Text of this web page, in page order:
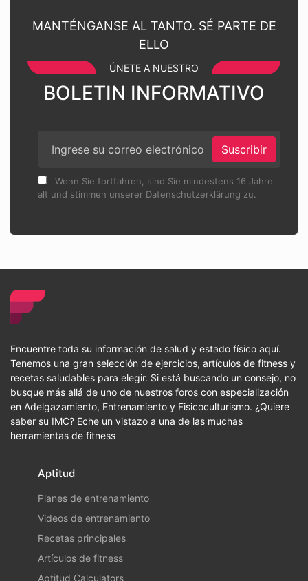
MANTÉNGANSE AL TANTO. SÉ PARTE DE
ELLO
ÚNETE A NUESTRO
BOLETIN INFORMATIVO
Suscribir
Wenn Sie fortfahren, sind Sie mindestens 16 Jahre
alt und stimmen unserer Datenschutzerklärung zu.
Encuentre toda su información de salud y estado físico aquí.
Tenemos una gran selección de ejercicios, artículos de fitness y
recetas saludables para elegir. Si está buscando un consejo, no
busque más allá de uno de nuestros foros con especialización
en Adelgazamiento, Entrenamiento y Fisicoculturismo. ¿Quiere
saber su IMC? Eche un vistazo a una de las muchas
herramientas de fitness
Aptitud
Planes de entrenamiento
Videos de entrenamiento
Recetas principales
Artículos de fitness
Aptitud Calculators